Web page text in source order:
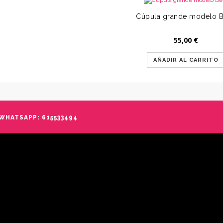
Cúpula grande modelo
55,00 €
AÑADIR AL CARRITO
615533494